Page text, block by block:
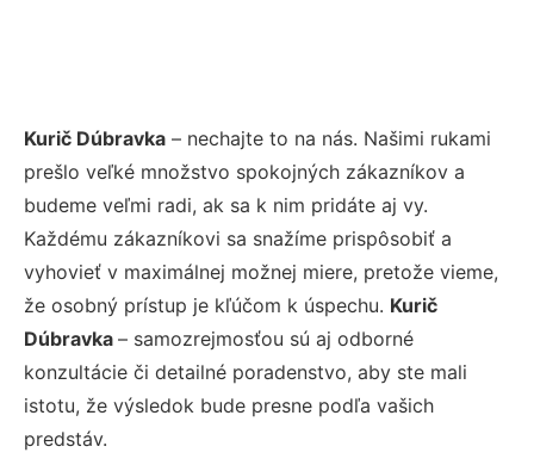
Kurič Dúbravka – nechajte to na nás. Našimi rukami
prešlo veľké množstvo spokojných zákazníkov a
budeme veľmi radi, ak sa k nim pridáte aj vy.
Každému zákazníkovi sa snažíme prispôsobiť a
vyhovieť v maximálnej možnej miere, pretože vieme,
že osobný prístup je kľúčom k úspechu. Kurič
Dúbravka – samozrejmosťou sú aj odborné
konzultácie či detailné poradenstvo, aby ste mali
istotu, že výsledok bude presne podľa vašich
predstáv.